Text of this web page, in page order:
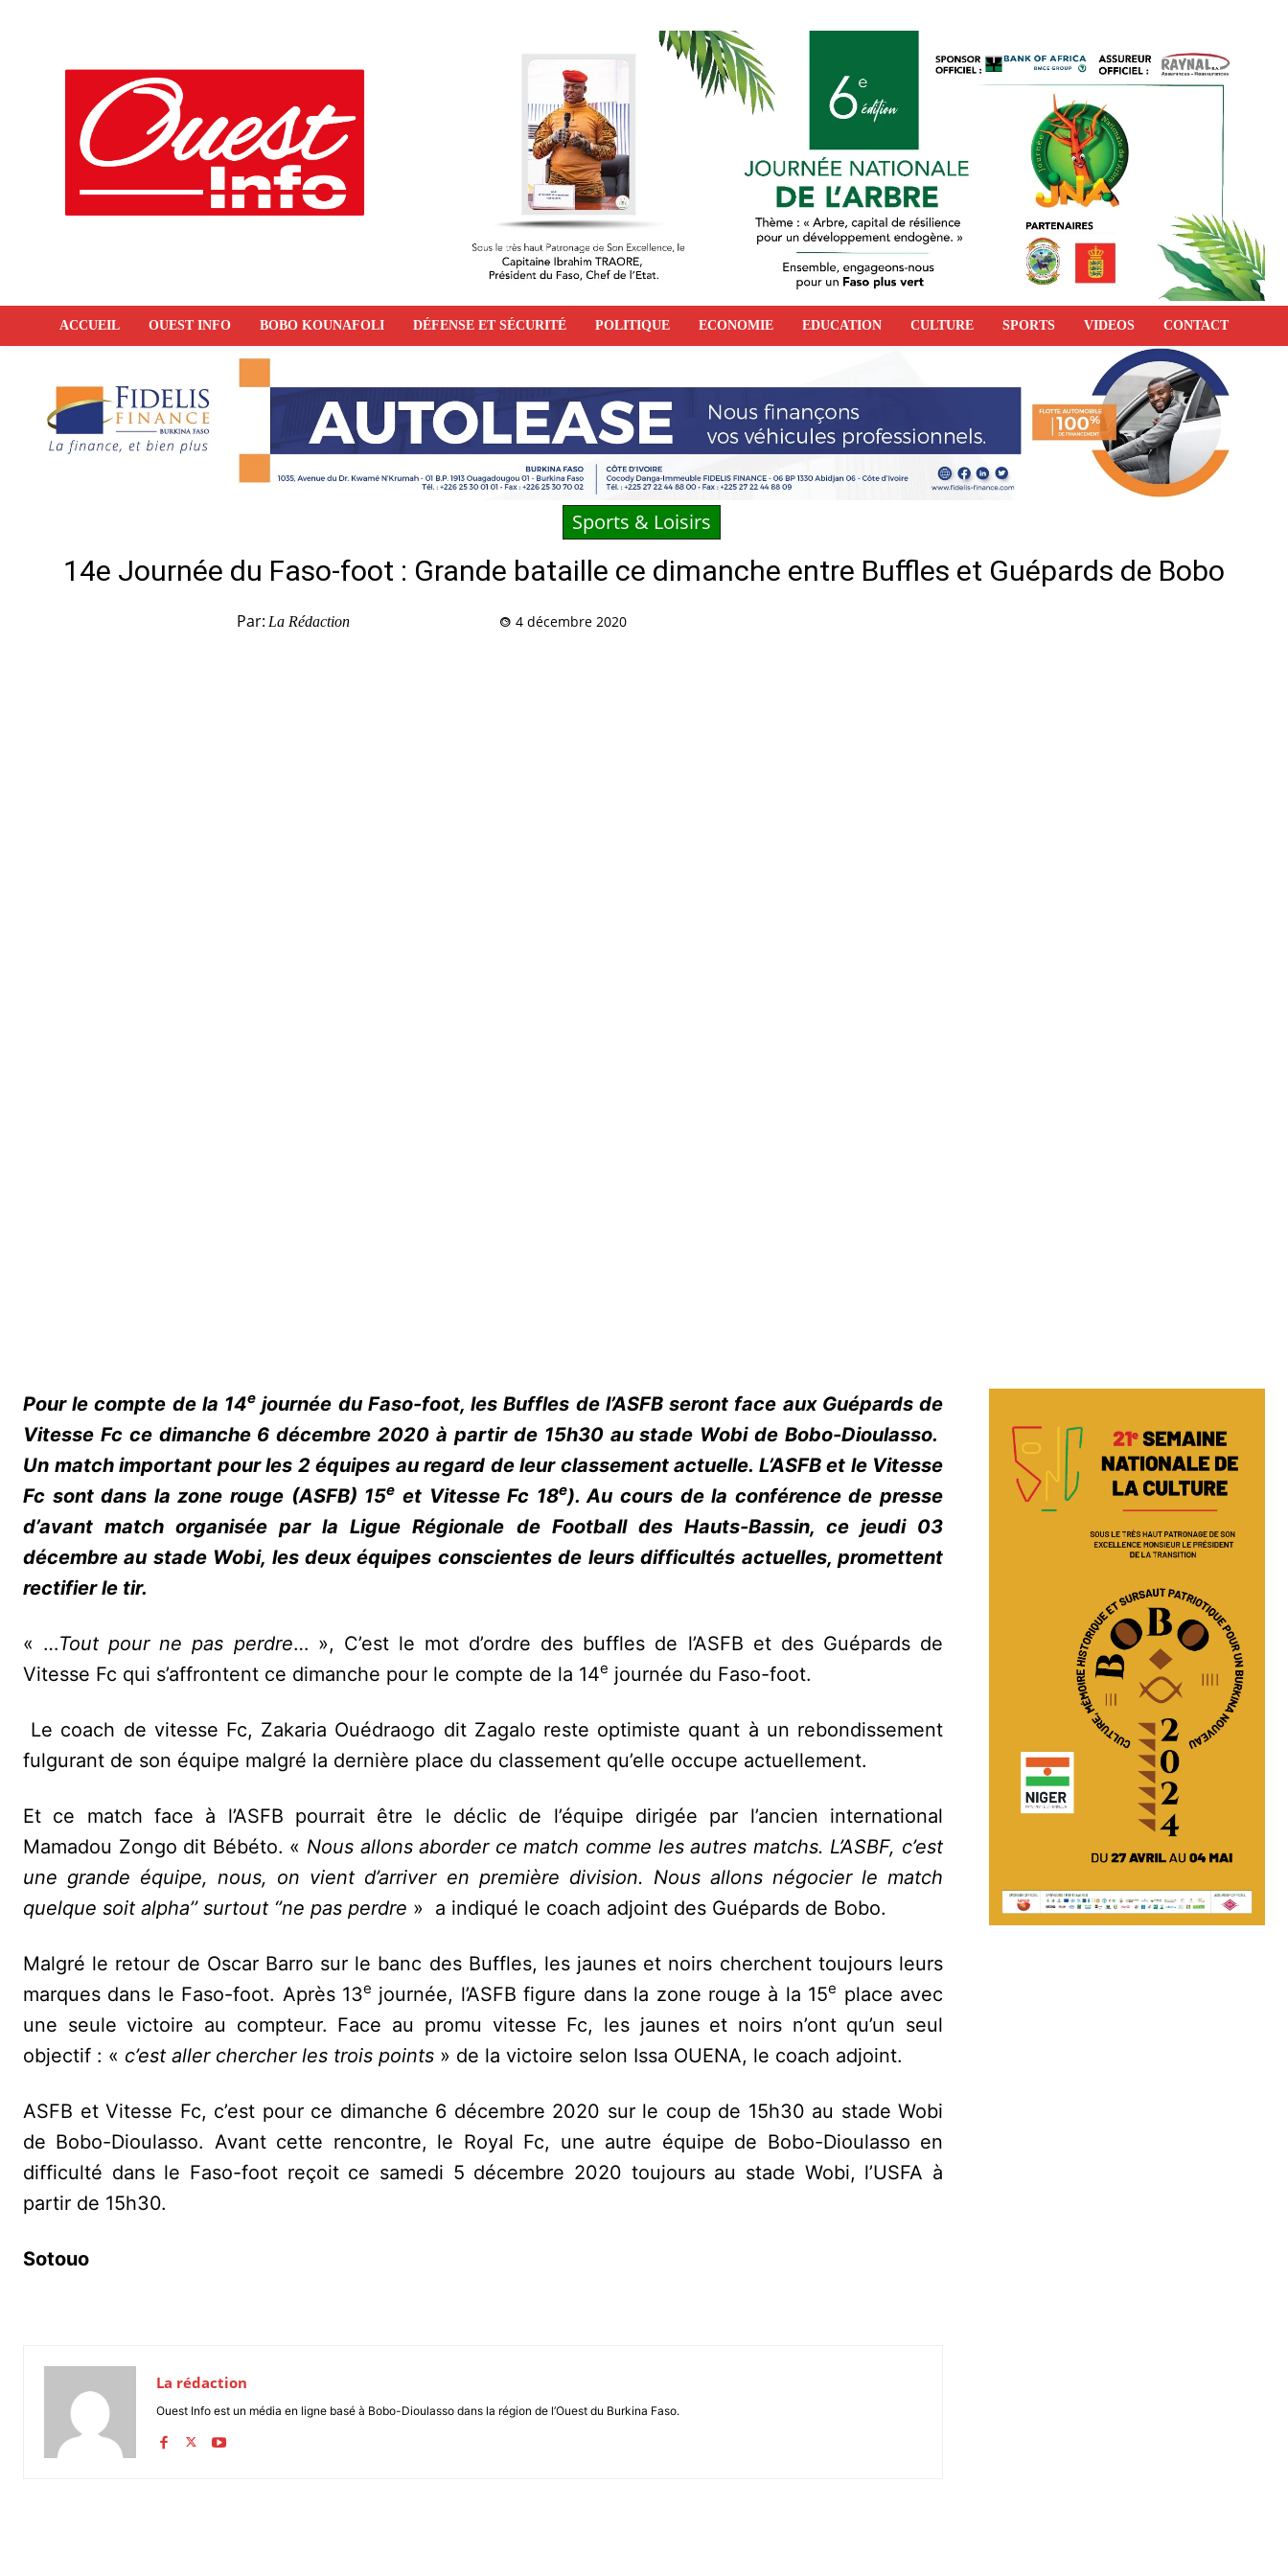
ACCUEIL OUEST INFO BOBO KOUNAFOLI DÉFENSE ET SÉCURITÉ POLITIQUE ECONOMIE EDUCATION CULTURE SPORTS VIDEOS CONTACT
Sports & Loisirs
14e Journée du Faso-foot : Grande bataille ce dimanche entre Buffles et Guépards de Bobo
Par: La Rédaction 4 décembre 2020
Pour le compte de la 14e journée du Faso-foot, les Buffles de l’ASFB seront face aux Guépards de
Vitesse Fc ce dimanche 6 décembre 2020 à partir de 15h30 au stade Wobi de Bobo-Dioulasso.
Un match important pour les 2 équipes au regard de leur classement actuelle. L’ASFB et le Vitesse
Fc sont dans la zone rouge (ASFB) 15e et Vitesse Fc 18e). Au cours de la conférence de presse
d’avant match organisée par la Ligue Régionale de Football des Hauts-Bassin, ce jeudi 03
décembre au stade Wobi, les deux équipes conscientes de leurs difficultés actuelles, promettent
rectifier le tir.
« …Tout pour ne pas perdre… », C’est le mot d’ordre des buffles de l’ASFB et des Guépards de
Vitesse Fc qui s’affrontent ce dimanche pour le compte de la 14e journée du Faso-foot.
Le coach de vitesse Fc, Zakaria Ouédraogo dit Zagalo reste optimiste quant à un rebondissement
fulgurant de son équipe malgré la dernière place du classement qu’elle occupe actuellement.
Et ce match face à l’ASFB pourrait être le déclic de l’équipe dirigée par l’ancien international
Mamadou Zongo dit Bébéto. « Nous allons aborder ce match comme les autres matchs. L’ASBF, c’est
une grande équipe, nous, on vient d’arriver en première division. Nous allons négocier le match
quelque soit alpha’’ surtout ‘’ne pas perdre » a indiqué le coach adjoint des Guépards de Bobo.
Malgré le retour de Oscar Barro sur le banc des Buffles, les jaunes et noirs cherchent toujours leurs
marques dans le Faso-foot. Après 13e journée, l’ASFB figure dans la zone rouge à la 15e place avec
une seule victoire au compteur. Face au promu vitesse Fc, les jaunes et noirs n’ont qu’un seul
objectif : « c’est aller chercher les trois points » de la victoire selon Issa OUENA, le coach adjoint.
ASFB et Vitesse Fc, c’est pour ce dimanche 6 décembre 2020 sur le coup de 15h30 au stade Wobi
de Bobo-Dioulasso. Avant cette rencontre, le Royal Fc, une autre équipe de Bobo-Dioulasso en
difficulté dans le Faso-foot reçoit ce samedi 5 décembre 2020 toujours au stade Wobi, l’USFA à
partir de 15h30.
Sotouo
La rédaction
Ouest Info est un média en ligne basé à Bobo-Dioulasso dans la région de l’Ouest du Burkina Faso.